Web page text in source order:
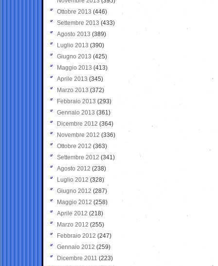
Ottobre 2013 (446)
Settembre 2013 (433)
Agosto 2013 (389)
Luglio 2013 (390)
Giugno 2013 (425)
Maggio 2013 (413)
Aprile 2013 (345)
Marzo 2013 (372)
Febbraio 2013 (293)
Gennaio 2013 (361)
Dicembre 2012 (364)
Novembre 2012 (336)
Ottobre 2012 (363)
Settembre 2012 (341)
Agosto 2012 (238)
Luglio 2012 (328)
Giugno 2012 (287)
Maggio 2012 (258)
Aprile 2012 (218)
Marzo 2012 (255)
Febbraio 2012 (247)
Gennaio 2012 (259)
Dicembre 2011 (223)